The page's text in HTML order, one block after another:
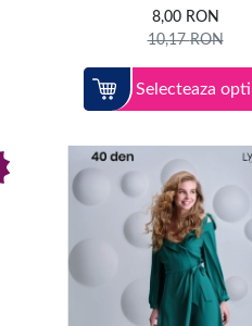
8,00 RON
10,17RON
Selecteaza